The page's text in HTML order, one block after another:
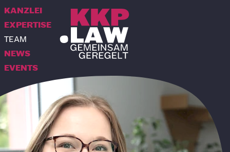
KANZLEI
EXPERTISE
TEAM
NEWS
EVENTS